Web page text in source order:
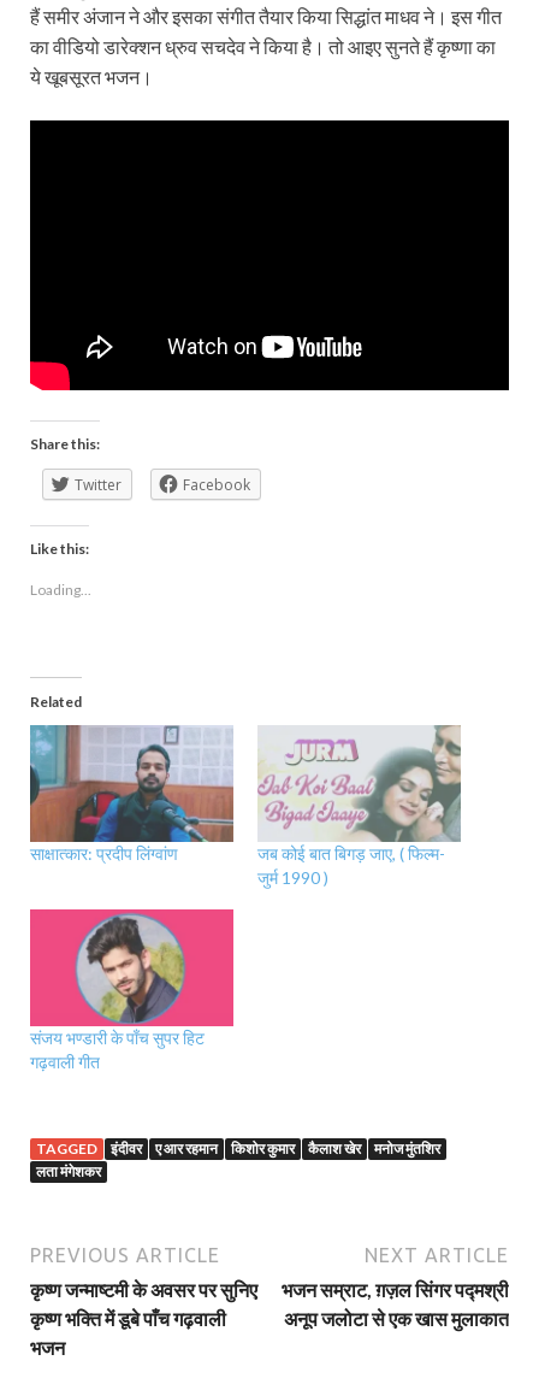
हैं समीर अंजान ने और इसका संगीत तैयार किया सिद्धांत माधव ने। इस गीत
का वीडियो डारेक्शन ध्रुव सचदेव ने किया है। तो आइए सुनते हैं कृष्णा का
ये खूबसूरत भजन।
Share this:
Twitter Facebook
Like this:
Loading...
Related
साक्षात्कार: प्रदीप लिंग्वांण
जब कोई बात बिगड़ जाए, ( फिल्म-
जुर्म 1990 )
संजय भण्डारी के पाँच सुपर हिट
गढ़वाली गीत
TAGGED इंदीवर ए आर रहमान किशोर कुमार कैलाश खेर
मनोज मुंतशिर
लता मंगेशकर
PREVIOUS ARTICLE
कृष्ण जन्माष्टमी के अवसर पर सुनिए
कृष्ण भक्ति में डूबे पाँच गढ़वाली
भजन
NEXT ARTICLE
भजन सम्राट, ग़ज़ल सिंगर पद्मश्री
अनूप जलोटा से एक खास मुलाकात